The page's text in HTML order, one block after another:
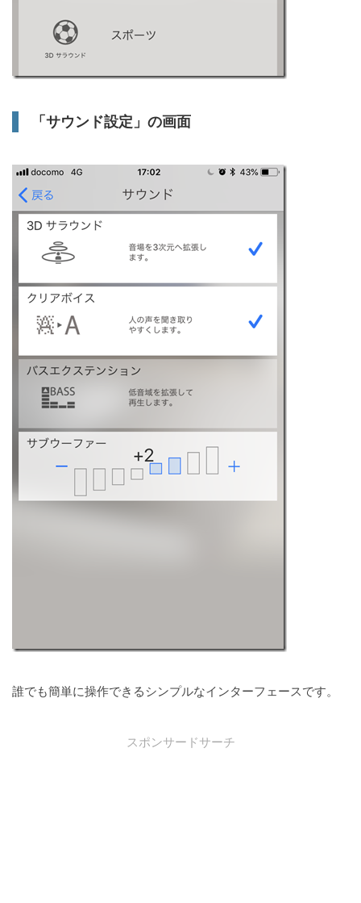
「サウンド設定」の画面
誰でも簡単に操作できるシンプルなインターフェースです。
スポンサードサーチ